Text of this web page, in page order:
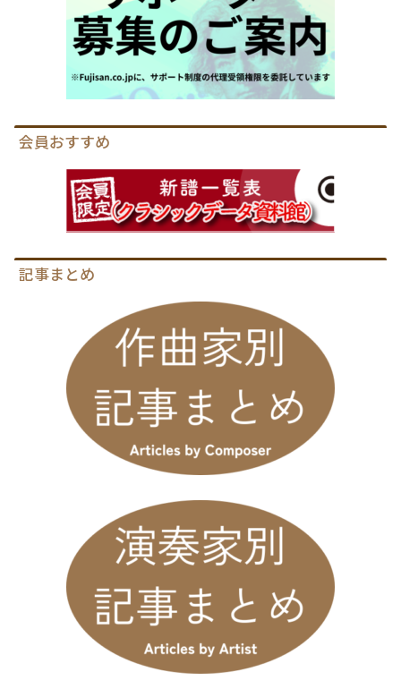
会員おすすめ
記事まとめ